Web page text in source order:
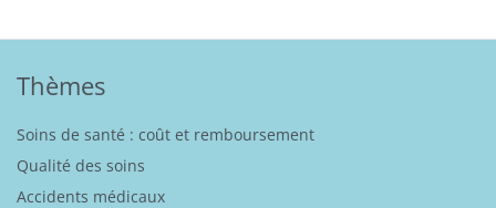
Thèmes
Soins de santé : coût et remboursement
Qualité des soins
Accidents médicaux